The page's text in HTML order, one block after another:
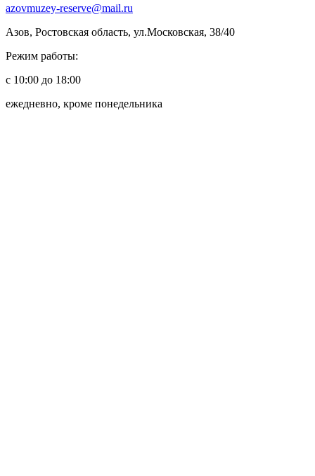
azovmuzey-reserve@mail.ru
Азов, Ростовская область, ул.Московская, 38/40
Режим работы:
с 10:00 до 18:00
ежедневно, кроме понедельника